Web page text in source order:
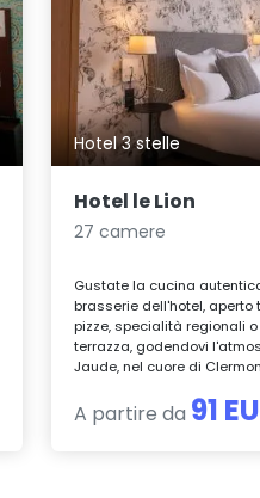
Hotel 3 stelle
Hotel le Lion
27 camere
Gustate la cucina
brasserie dell'hotel,
pizze, specialità regionali
terrazza, godendovi
Jaude, nel cuore di
A partire da 91